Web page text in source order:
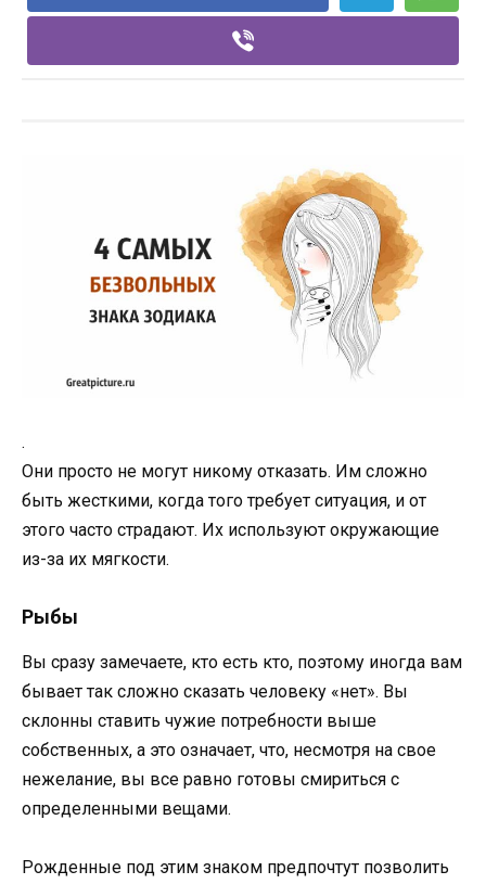
.
Они просто не могут никому отказать. Им сложно
быть жесткими, когда того требует ситуация, и от
этого часто страдают. Их используют окружающие
из-за их мягкости.
Рыбы
Вы сразу замечаете, кто есть кто, поэтому иногда вам
бывает так сложно сказать человеку «нет». Вы
склонны ставить чужие потребности выше
собственных, а это означает, что, несмотря на свое
нежелание, вы все равно готовы смириться с
определенными вещами.
Рожденные под этим знаком предпочтут позволить